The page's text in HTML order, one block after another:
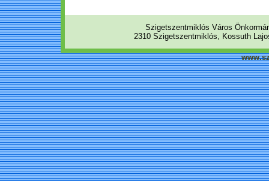
Szigetszentmiklós Város
2310 Szigetszentmiklós, Kossuth